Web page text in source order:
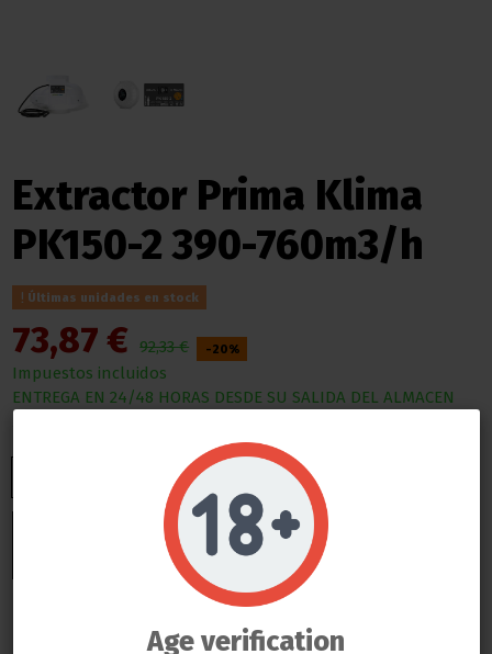
Extractor Prima Klima
PK150-2 390-760m3/h
Últimas unidades en stock
73,87 € 92,33 € -20%
Impuestos incluidos
ENTREGA EN 24/48 HORAS DESDE SU SALIDA DEL ALMACEN
Añadir al carrito
Age verification
LLAMAS GROW NO VENDE ABSOLUTAMENTE NINGÚN PRODUCTO QUE ESTE FUERA DE LA LEY
TODOS LOS PRODUCTOS QUE SE VENDEN EN ESTA WEB SON EXCLUSIVAMENTE PARA LA HORTICULTURA
PROFESIONAL
GERMINAR NI CULTIVAR, SI ALGÚN CLIENTE DE LLAMAS GROW NO RESPETA LA LEY SERÁ BAJO SU
RESPONSABILIDAD